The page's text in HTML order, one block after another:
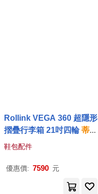
Rollink VEGA 360 超隱形
摺疊行李箱 21吋四輪蒂芙
尼
鞋包配件
優惠價: 7590 元